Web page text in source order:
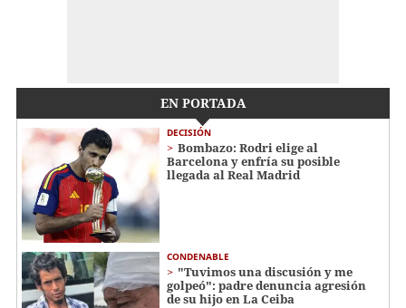
EN PORTADA
DECISIÓN
Bombazo: Rodri elige al
Barcelona y enfría su posible
llegada al Real Madrid
CONDENABLE
"Tuvimos una discusión y me
golpeó": padre denuncia agresión
de su hijo en La Ceiba